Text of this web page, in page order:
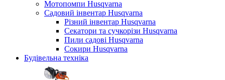
Мотопомпи Husqvarna
Садовий інвентар Husqvarna
Різний інвентар Husqvarna
Секатори та сучкорізи Husqvarna
Пили садові Husqvarna
Сокири Husqvarna
Будівельна техніка